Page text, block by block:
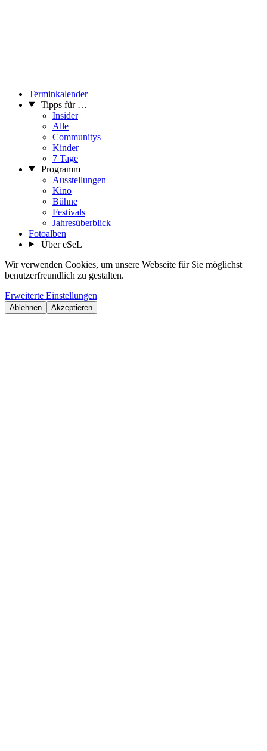
Terminkalender
Tipps für …
Insider
Alle
Communitys
Kinder
7 Tage
Programm
Ausstellungen
Kino
Bühne
Festivals
Jahresüberblick
Fotoalben
Über eSeL
Wir verwenden Cookies, um unsere Webseite für Sie möglichst
benutzerfreundlich zu gestalten.
Erweiterte Einstellungen
Ablehnen Akzeptieren